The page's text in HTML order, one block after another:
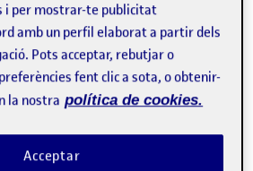
Quique López Celma
Celma
-comentariel Integrando varias técnicas de
per mostrar-te publicitat
amb un perfil elaborat a partir dels
Pots acceptar, rebutjar o
fent clic a sota, o obtenir-
la nostra política de cookies.
Acceptar